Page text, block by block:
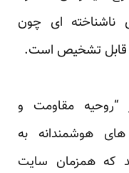
ناشناخته ای چون
قابل تشخیص است.
“روحیه مقاومت و
هوشمندانه به
که همزمان سایت